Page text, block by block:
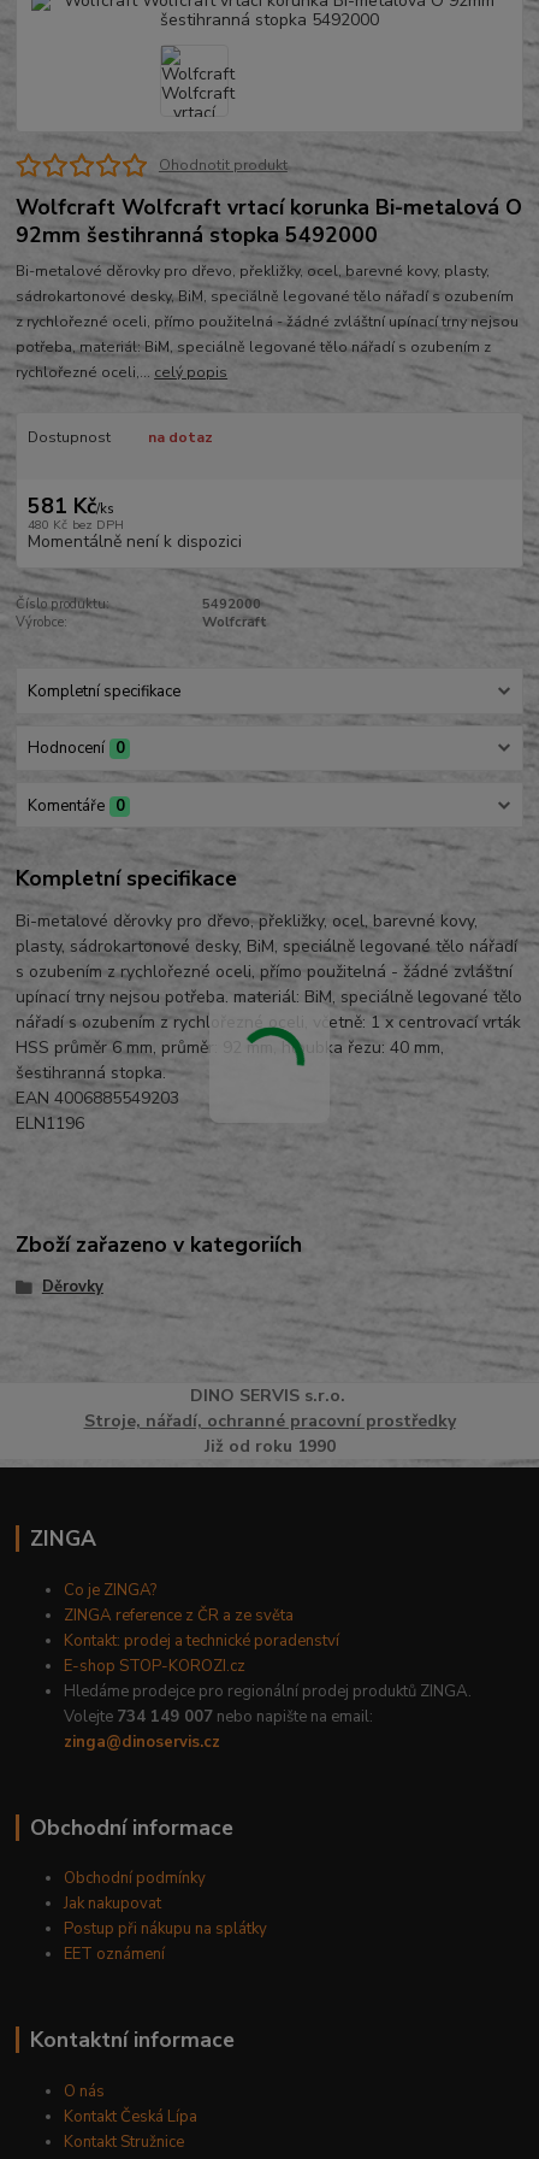
Ohodnotit produkt
Wolfcraft Wolfcraft vrtací korunka Bi-metalová O
92mm šestihranná stopka 5492000
Bi-metalové děrovky pro dřevo, překližky, ocel, barevné kovy, plasty,
sádrokartonové desky, BiM, speciálně legované tělo nářadí s ozubením
z rychlořezné oceli, přímo použitelná - žádné zvláštní upínací trny nejsou
potřeba, materiál: BiM, speciálně legované tělo nářadí s ozubením z
rychlořezné oceli,... celý popis
Dostupnost na dotaz
581 Kč/ks
480 Kč bez DPH
Momentálně není k dispozici
Číslo produktu:
5492000
Výrobce:
Wolfcraft
Kompletní specifikace
Hodnocení 0
Komentáře 0
Kompletní specifikace
Bi-metalové děrovky pro dřevo, překližky, ocel, barevné kovy,
plasty, sádrokartonové desky, BiM, speciálně legované tělo nářadí
s ozubením z rychlořezné oceli, přímo použitelná - žádné zvláštní
upínací trny nejsou potřeba, materiál: BiM, speciálně legované tělo
nářadí s ozubením z rychlořezné oceli, včetně: 1 x centrovací vrták
HSS průměr 6 mm, průměr: 92 mm, hloubka řezu: 40 mm,
šestihranná stopka.
EAN 4006885549203
ELN1196
Zboží zařazeno v kategoriích
Děrovky
DINO SERVISs.r.o.
Stroje, nářadí, ochranné pracovní prostředky
Již od roku 1990
ZINGA
Co je ZINGA?
ZINGA reference z ČR a ze světa
Kontakt: prodej a technické poradenství
E-shop STOP-KOROZI.cz
Hledáme prodejce pro regionální prodej produktů ZINGA.
Volejte 734 149 007 nebo napište na email:
zinga@dinoservis.cz
Obchodní informace
Obchodní podmínky
Jak nakupovat
Postup při nákupu na splátky
EET oznámení
Kontaktní informace
O nás
Kontakt Česká Lípa
Kontakt Stružnice